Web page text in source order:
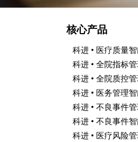
核心产品
科进 • 医疗质量
科进 • 全院指标
科进 • 全院质控
科进 • 医务管理
科进 • 不良事件
科进 • 不良事件
科进 • 医疗风险